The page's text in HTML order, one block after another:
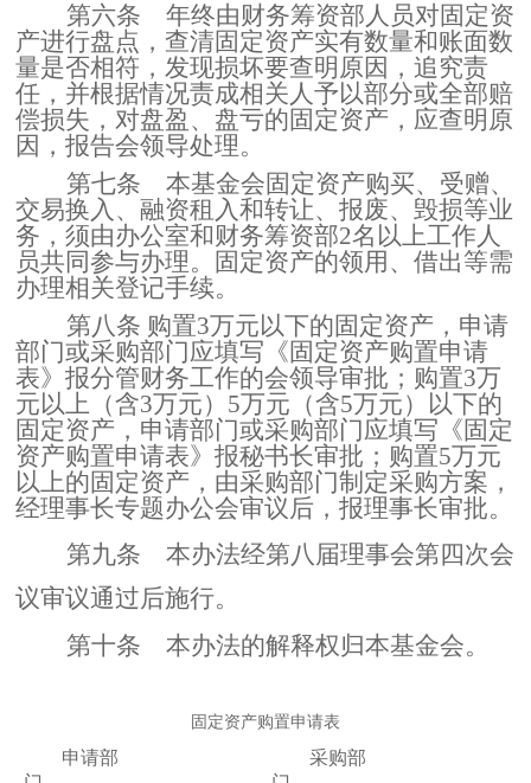
第六条 年终由财务筹资部人员对固定资
产进行盘点，查清固定资产实有数量和账面数
量是否相符，发现损坏要查明原因，追究责
任，并根据情况责成相关人予以部分或全部赔
偿损失，对盘盈、盘亏的固定资产，应查明原
因，报告会领导处理。
第七条 本基金会固定资产购买、受赠、
交易换入、融资租入和转让、报废、毁损等业
务，须由办公室和财务筹资部2名以上工作人
员共同参与办理。固定资产的领用、借出等需
办理相关登记手续。
第八条 购置3万元以下的固定资产，申请
部门或采购部门应填写《固定资产购置申请
表》报分管财务工作的会领导审批；购置3万
元以上（含3万元）5万元（含5万元）以下的
固定资产，申请部门或采购部门应填写《固定
资产购置申请表》报秘书长审批；购置5万元
以上的固定资产，由采购部门制定采购方案，
经理事长专题办公会审议后，报理事长审批。
第九条
本办法经第八届理事会第四次会
议审议通过后施行。
第十条 本办法的解释权归本基金会。
固定资产购置申请表
申请部
采购部